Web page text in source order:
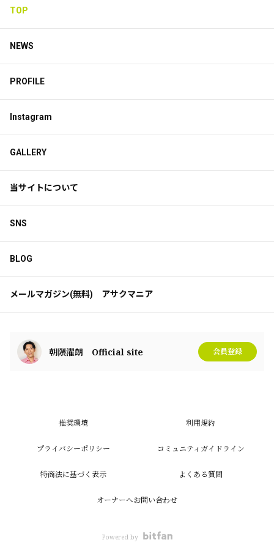
TOP
NEWS
PROFILE
Instagram
GALLERY
当サイトについて
SNS
BLOG
メールマガジン(無料) アサクマニア
朝隈濯朗 Official site 会員登録
推奨環境 利用規約
プライバシーポリシー コミュニティガイドライン
特商法に基づく表示 よくある質問
オーナーへお問い合わせ
Powered by